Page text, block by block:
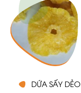
DỨA SẤY DẺO